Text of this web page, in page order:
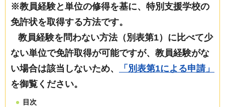
※教員経験と単位の修得を基に、特別支援学校の
免許状を取得する方法です。
教員経験を問わない方法（別表第1）に比べて少
ない単位で免許取得が可能ですが、教員経験がな
い場合は該当しないため、
「別表第1による申請」
を御覧ください。
目次